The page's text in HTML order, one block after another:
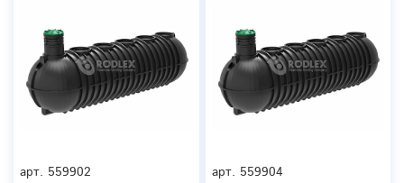
арт. 559902
арт. 559904